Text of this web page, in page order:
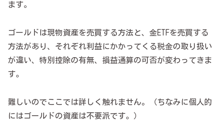
ます。
ゴールドは現物資産を売買する方法と、金ETFを売買する
方法があり、それぞれ利益にかかってくる税金の取り扱い
が違い、特別控除の有無、損益通算の可否が変わってきま
す。
難しいのでここでは詳しく触れません。（ちなみに個人的
にはゴールドの資産は不要派です。）